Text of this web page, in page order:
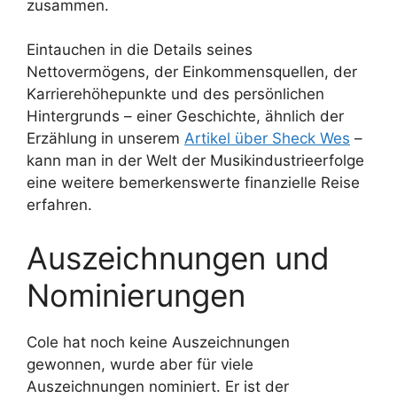
zusammen.
Eintauchen in die Details seines
Nettovermögens, der Einkommensquellen, der
Karrierehöhepunkte und des persönlichen
Hintergrunds – einer Geschichte, ähnlich der
Erzählung in unserem Artikel über Sheck Wes –
kann man in der Welt der Musikindustrieerfolge
eine weitere bemerkenswerte finanzielle Reise
erfahren.
Auszeichnungen und
Nominierungen
Cole hat noch keine Auszeichnungen
gewonnen, wurde aber für viele
Auszeichnungen nominiert. Er ist der